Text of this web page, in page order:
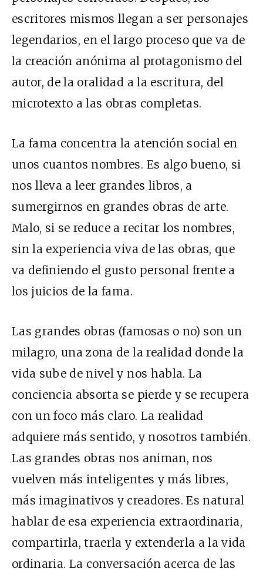
escritores mismos llegan a ser personajes
legendarios, en el largo proceso que va de
la creación anónima al protagonismo del
autor, de la oralidad a la escritura, del
microtexto a las obras completas.
La fama concentra la atención social en
unos cuantos nombres. Es algo bueno, si
nos lleva a leer grandes libros, a
sumergirnos en grandes obras de arte.
Malo, si se reduce a recitar los nombres,
sin la experiencia viva de las obras, que
va definiendo el gusto personal frente a
los juicios de la fama.
Las grandes obras (famosas o no) son un
milagro, una zona de la realidad donde la
vida sube de nivel y nos habla. La
conciencia absorta se pierde y se recupera
con un foco más claro. La realidad
adquiere más sentido, y nosotros también.
Las grandes obras nos animan, nos
vuelven más inteligentes y más libres,
más imaginativos y creadores. Es natural
hablar de esa experiencia extraordinaria,
compartirla, traerla y extenderla a la vida
ordinaria. La conversación acerca de las